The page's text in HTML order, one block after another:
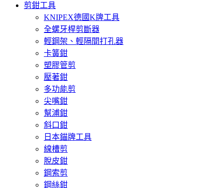
剪鉗工具
KNIPEX德國K牌工具
全螺牙桿剪斷器
輕鋼架、輕隔間打孔器
卡簧鉗
塑膠管剪
壓著鉗
多功能剪
尖嘴鉗
幫浦鉗
斜口鉗
日本錨牌工具
線槽剪
脫皮鉗
鋼索剪
鋼絲鉗